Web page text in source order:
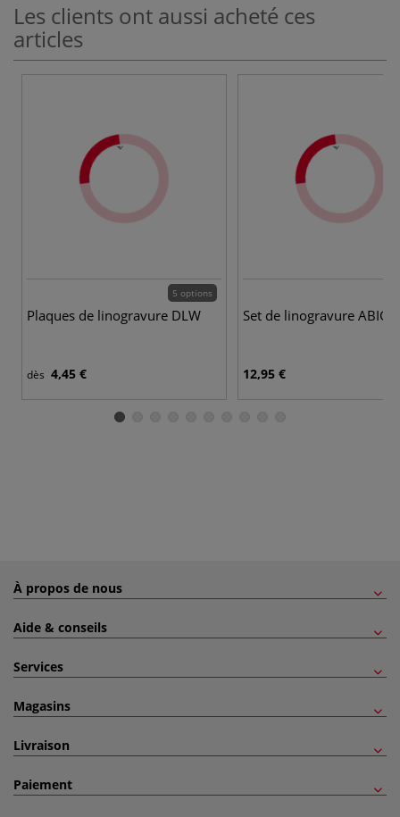
Les clients ont aussi acheté ces
articles
5 options
Plaques de linogravure DLW
dès 4,45 €
Set de linogravure ABIG
12,95 €
À propos de nous
Aide & conseils
Services
Magasins
Livraison
Paiement